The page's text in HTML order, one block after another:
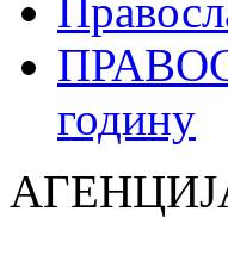
годину